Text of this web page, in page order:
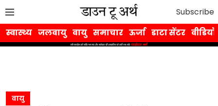
Subscribe
स्वास्थ्य जलवायु वायु समाचार ऊर्जा डाटा सेंटर वीडियो
वायु